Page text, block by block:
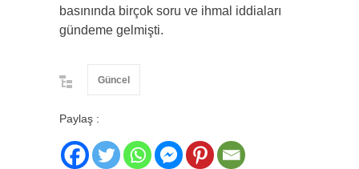
basınında birçok soru ve ihmal iddiaları
gündeme gelmişti.
Güncel
Paylaş :